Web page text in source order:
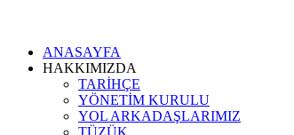
ANASAYFA
HAKKIMIZDA
TARİHÇE
YÖNETİM KURULU
YOL ARKADAŞLARIMIZ
TÜZÜK